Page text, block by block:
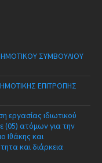
ΣΥΜΒΟΥΛΙΟΥ
ΕΠΙΤΡΟΠΗΣ
εργασίας ιδιωτικού
(05) ατόμων για την
Ιθάκης και
και διάρκεια